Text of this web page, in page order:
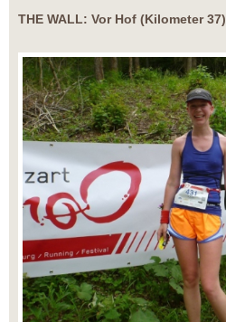
THE WALL: Vor Hof (Kilometer 37)